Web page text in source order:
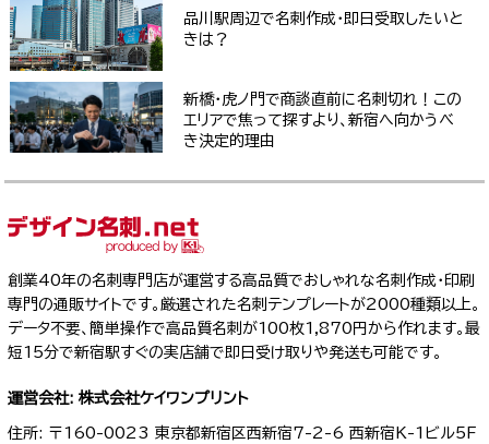
品川駅周辺で名刺作成・即日受取したいと
きは？
新橋・虎ノ門で商談直前に名刺切れ！この
エリアで焦って探すより、新宿へ向かうべ
き決定的理由
創業40年の名刺専門店が運営する高品質でおしゃれな名刺作成・印刷
専門の通販サイトです。厳選された名刺テンプレートが2000種類以上。
データ不要、簡単操作で高品質名刺が100枚1,870円から作れます。最
短15分で新宿駅すぐの実店舗で即日受け取りや発送も可能です。
運営会社: 株式会社ケイワンプリント
住所: 〒160-0023 東京都新宿区西新宿7-2-6 西新宿K-1ビル5F